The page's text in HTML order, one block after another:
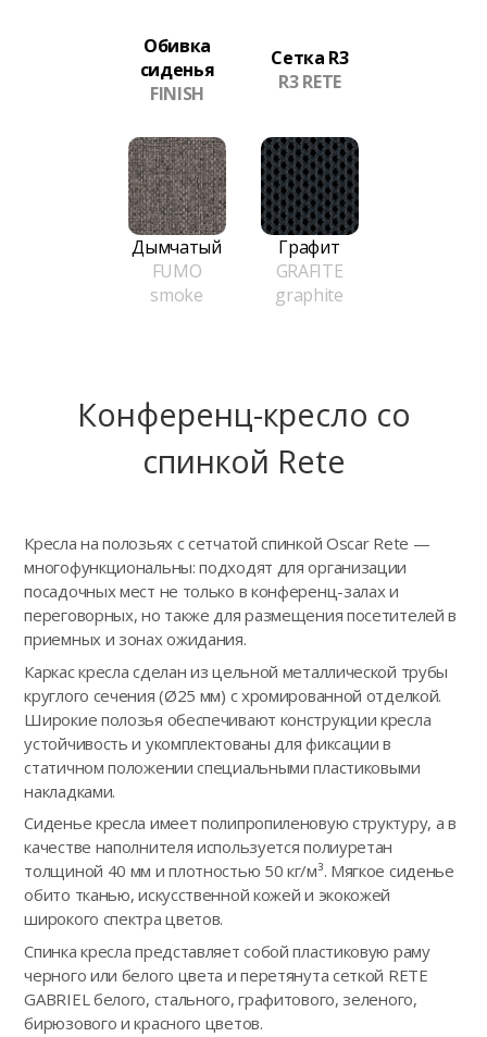
Обивка
сиденья
FINISH
Сетка R3
R3 RETE
Дымчатый
FUMO
smoke
Графит
GRAFITE
graphite
Конференц-кресло сo
спинкой Rete
Кресла на полозьях с сетчатой спинкой Oscar Rete —
многофункциональны: подходят для организации
посадочных мест не только в конференц-залах и
переговорных, но также для размещения посетителей в
приемных и зонах ожидания.
Каркас кресла сделан из цельной металлической трубы
круглого сечения (Ø25 мм) с хромированной отделкой.
Широкие полозья обеспечивают конструкции кресла
устойчивость и укомплектованы для фиксации в
статичном положении специальными пластиковыми
накладками.
Сиденье кресла имеет полипропиленовую структуру, а в
качестве наполнителя используется полиуретан
толщиной 40 мм и плотностью 50 кг/м³. Мягкое сиденье
обито тканью, искусственной кожей и экокожей
широкого спектра цветов.
Спинка кресла представляет собой пластиковую раму
черного или белого цвета и перетянута сеткой RETE
GABRIEL белого, стального, графитового, зеленого,
бирюзового и красного цветов.